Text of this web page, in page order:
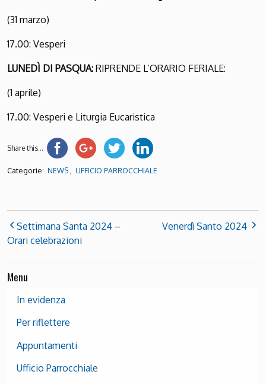
(31 marzo)
17.00: Vesperi
LUNEDÌ DI PASQUA: RIPRENDE L’ORARIO FERIALE:
(1 aprile)
17.00: Vesperi e Liturgia Eucaristica
Share this...
Categorie: NEWS , UFFICIO PARROCCHIALE
Settimana Santa 2024 –
Orari celebrazioni
Venerdì Santo 2024
Menu
In evidenza
Per riflettere
Appuntamenti
Ufficio Parrocchiale